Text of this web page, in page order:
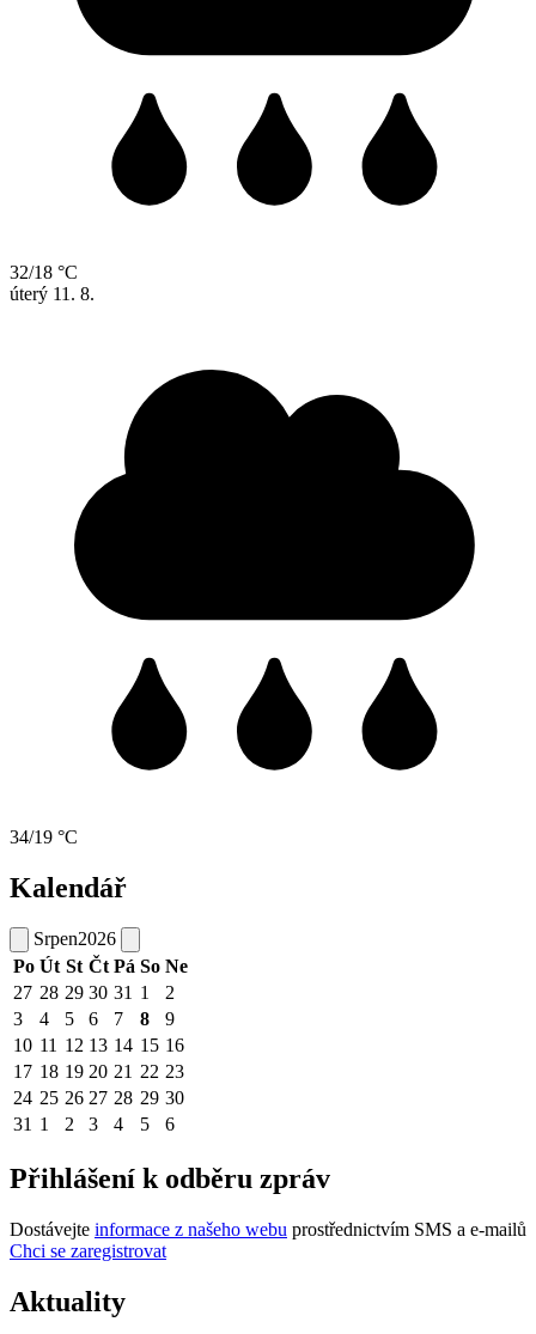
32/18 °C
úterý 11. 8.
34/19 °C
Kalendář
Srpen2026
Po Út St Čt Pá So Ne
27 28 29 30 31 1
2
3
4 5 6 7 8
9
10 11 12 13 14 15 16
17 18 19 20 21 22 23
24 25 26 27 28 29 30
31 1 2 3 4 5 6
Přihlášení k odběru zpráv
Dostávejte informace z našeho webu prostřednictvím SMS a e-mailů
Chci se zaregistrovat
Aktuality